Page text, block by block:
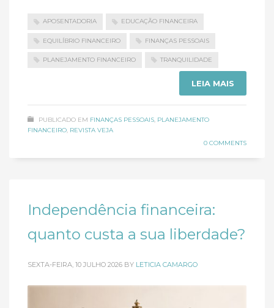
APOSENTADORIA EDUCAÇÃO FINANCEIRA
EQUILÍBRIO FINANCEIRO FINANÇAS PESSOAIS
PLANEJAMENTO FINANCEIRO TRANQUILIDADE
LEIA MAIS
PUBLICADO EM FINANÇAS PESSOAIS, PLANEJAMENTO
FINANCEIRO, REVISTA VEJA
0 COMMENTS
Independência financeira:
quanto custa a sua liberdade?
SEXTA-FEIRA, 10 JULHO 2026 BY LETICIA CAMARGO